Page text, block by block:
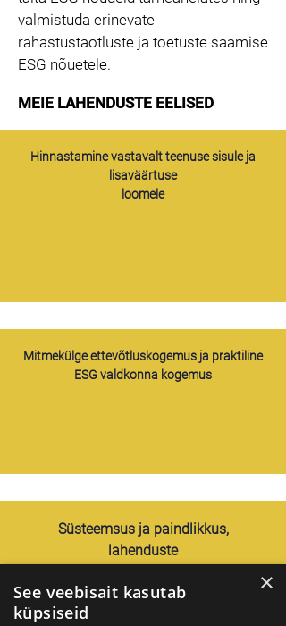
valmistuda erinevate
rahastustaotluste ja toetuste saamise
ESG nõuetele.
MEIE LAHENDUSTE EELISED
Hinnastamine vastavalt teenuse sisule ja
lisaväärtuse
loomele
Mitmekülge ettevõtluskogemus ja praktiline
ESG valdkonna kogemus
Süsteemsus ja paindlikkus,
lahenduste
×
See veebisait kasutab
küpsiseid